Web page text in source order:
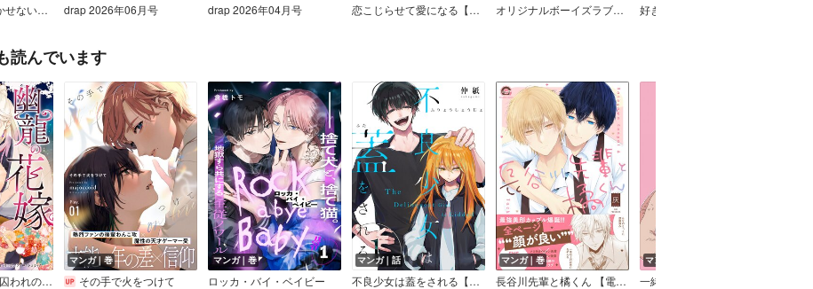
リスタートは泣かせない（分冊版） drap 2026年06月号 drap 2026年04月号 恋こじらせて愛になる【電子限定描き下ろし付き】 オリジナルボーイズラブアンソロジーCanna Vol．102
読んでいます
と結ばれるまで～
マンガ｜巻
その手で火をつけて
マンガ｜巻
ロッカ・バイ・ベイビー
マンガ｜話
不良少女は蓋をされる【連載版】
マンガ｜巻
長谷川先輩と橘くん 【電子限定かきおろし漫画2P付】
マンガ｜話
一緒にいようよ